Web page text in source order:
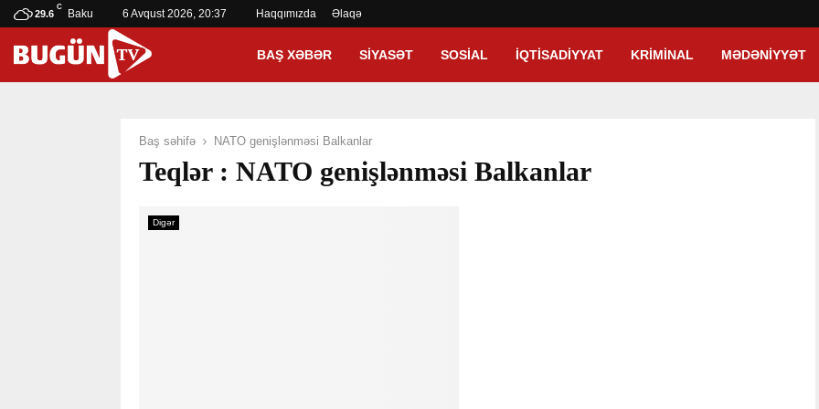
29.6
C
Baku 6 Avqust 2026, 20:37 Haqqımızda Əlaqə
BAŞ XƏBƏR SIYASƏT SOSIAL İQTISADIYYAT KRIMINAL MƏDƏNIYYƏT
Baş səhifə NATO genişlənməsi Balkanlar
Teqlər : NATO genişlənməsi Balkanlar
Digər